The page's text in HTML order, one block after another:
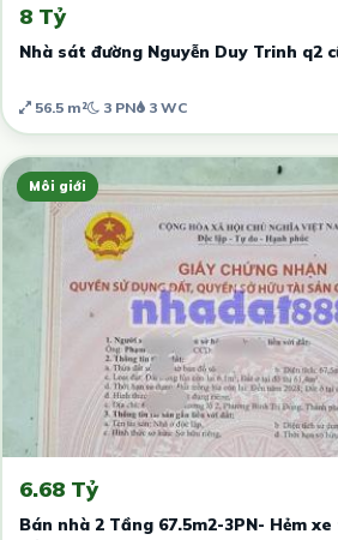
8 Tỷ
Nhà sát đường Nguyễn Duy Trinh q2
56.5 m² 3 PN 3 WC
Môi giới
6.68 Tỷ
Bán nhà 2 Tầng 67.5m2-3PN- Hẻm